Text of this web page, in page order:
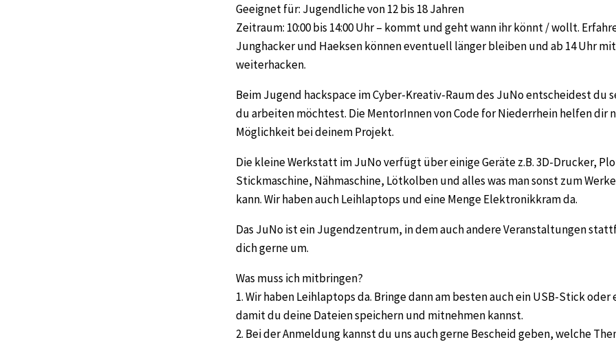
Geeignet für: Jugendliche von 12 bis 18 Jahren
Zeitraum: 10:00 bis 14:00 Uhr – kommt und geht wann ihr könnt / wollt.
Junghacker und Haeksen können eventuell länger bleiben und ab 14 Uhr
weiterhacken.
Beim Jugend hackspace im Cyber-Kreativ-Raum des JuNo entscheidest du
du arbeiten möchtest. Die MentorInnen von Code for Niederrhein helfen dir
Möglichkeit bei deinem Projekt.
Die kleine Werkstatt im JuNo verfügt über einige Geräte z.B. 3D-Drucker,
Stickmaschine, Nähmaschine, Lötkolben und alles was man sonst zum
kann. Wir haben auch Leihlaptops und eine Menge Elektronikkram da.
Das JuNo ist ein Jugendzentrum, in dem auch andere Veranstaltungen
dich gerne um.
Was muss ich mitbringen?
1. Wir haben Leihlaptops da. Bringe dann am besten auch ein USB-Stick oder
damit du deine Dateien speichern und mitnehmen kannst.
2. Bei der Anmeldung kannst du uns auch gerne Bescheid geben, welche